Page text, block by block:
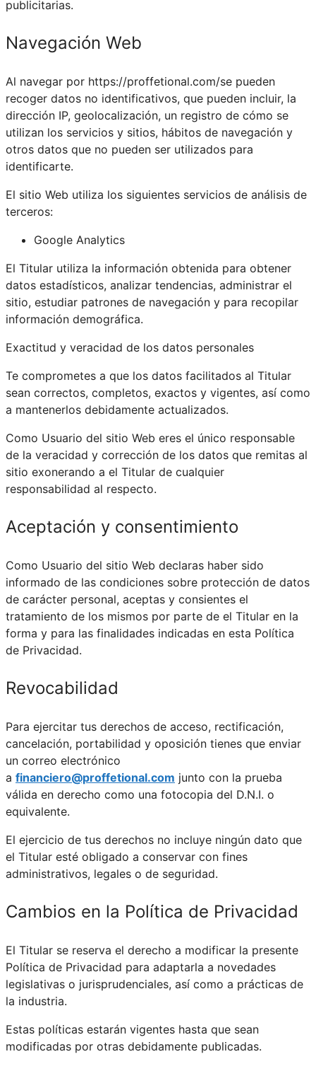
publicitarias.
Navegación Web
Al navegar por https://proffetional.com/se pueden
recoger datos no identificativos, que pueden incluir, la
dirección IP, geolocalización, un registro de cómo se
utilizan los servicios y sitios, hábitos de navegación y
otros datos que no pueden ser utilizados para
identificarte.
El sitio Web utiliza los siguientes servicios de análisis de
terceros:
Google Analytics
El Titular utiliza la información obtenida para obtener
datos estadísticos, analizar tendencias, administrar el
sitio, estudiar patrones de navegación y para recopilar
información demográfica.
Exactitud y veracidad de los datos personales
Te comprometes a que los datos facilitados al Titular
sean correctos, completos, exactos y vigentes, así como
a mantenerlos debidamente actualizados.
Como Usuario del sitio Web eres el único responsable
de la veracidad y corrección de los datos que remitas al
sitio exonerando a el Titular de cualquier
responsabilidad al respecto.
Aceptación y consentimiento
Como Usuario del sitio Web declaras haber sido
informado de las condiciones sobre protección de datos
de carácter personal, aceptas y consientes el
tratamiento de los mismos por parte de el Titular en la
forma y para las finalidades indicadas en esta Política
de Privacidad.
Revocabilidad
Para ejercitar tus derechos de acceso, rectificación,
cancelación, portabilidad y oposición tienes que enviar
un correo electrónico
a financiero@proffetional.com junto con la prueba
válida en derecho como una fotocopia del D.N.I. o
equivalente.
El ejercicio de tus derechos no incluye ningún dato que
el Titular esté obligado a conservar con fines
administrativos, legales o de seguridad.
Cambios en la Política de Privacidad
El Titular se reserva el derecho a modificar la presente
Política de Privacidad para adaptarla a novedades
legislativas o jurisprudenciales, así como a prácticas de
la industria.
Estas políticas estarán vigentes hasta que sean
modificadas por otras debidamente publicadas.